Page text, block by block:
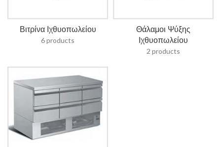
Βιτρίνα Ιχθυοπωλείου
6 products
Θάλαμοι Ψύξης
Ιχθυοπωλείου
2 products